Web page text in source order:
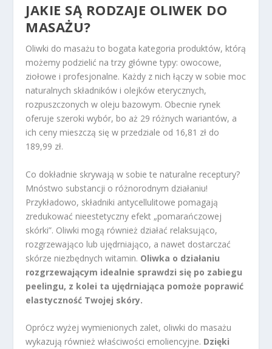
JAKIE SĄ RODZAJE OLIWEK DO
MASAŻU?
Oliwki do masażu to bogata kategoria produktów, którą
możemy podzielić na trzy główne typy: owocowe,
ziołowe i profesjonalne. Każdy z nich łączy w sobie moc
naturalnych składników i olejków eterycznych,
rozpuszczonych w oleju bazowym. Obecnie rynek
oferuje szeroki wybór, bo aż 29 różnych wariantów, a
ich ceny mieszczą się w przedziale od 16,81 zł do
189,99 zł.
Co dokładnie skrywają w sobie te naturalne receptury?
Mnóstwo substancji o różnorodnym działaniu!
Przykładowo, składniki antycellulitowe pomagają
zredukować nieestetyczny efekt „pomarańczowej
skórki”. Oliwki mogą również działać relaksująco,
rozgrzewająco lub ujędrniająco, a nawet dostarczać
skórze niezbędnych witamin. Oliwka o działaniu
rozgrzewającym idealnie sprawdzi się po zabiegu
peelingu, z kolei ta ujędrniająca pomoże poprawić
elastyczność Twojej skóry.
Oprócz wyżej wymienionych zalet, oliwki do masażu
wykazują również właściwości emoliencyjne. Dzięki